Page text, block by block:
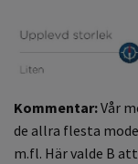
Kommentar:Vår
de allra flesta
m.fl. Här valde B